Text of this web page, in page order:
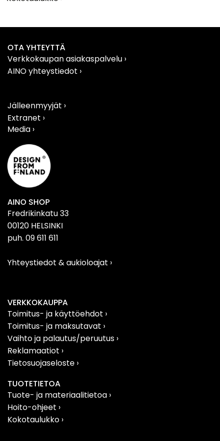
OTA YHTEYTTÄ
Verkkokaupan asiakaspalvelu ›
AINO yhteystiedot ›
Jälleenmyyjät ›
Extranet ›
Media ›
AINO SHOP
Fredrikinkatu 33
00120 HELSINKI
puh. 09 611 611
Yhteystiedot & aukioloajat ›
VERKKOKAUPPA
Toimitus- ja käyttöehdot ›
Toimitus- ja maksutavat ›
Vaihto ja palautus/peruutus ›
Reklamaatiot ›
Tietosuojaseloste ›
TUOTETIETOA
Tuote- ja materiaalitietoa ›
Hoito-ohjeet ›
Kokotaulukko ›